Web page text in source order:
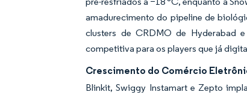
amadurecimento do pipeline de
clusters de CRDMO de Hyderabad
competitiva para os players que já
Crescimento do Comércio
Blinkit, Swiggy Instamart e Zepto